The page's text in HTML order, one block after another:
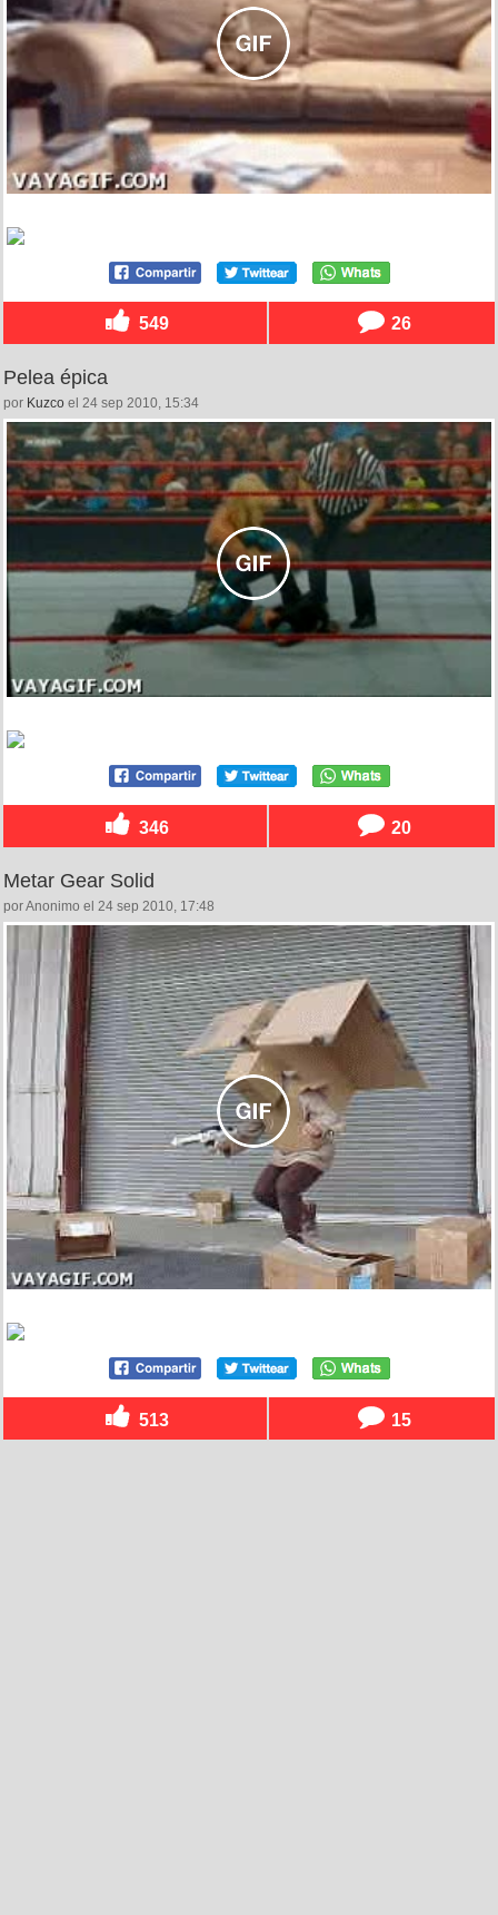
549 26
Pelea épica
por Kuzco el 24 sep 2010, 15:34
346 20
Metar Gear Solid
por Anonimo el 24 sep 2010, 17:48
513 15